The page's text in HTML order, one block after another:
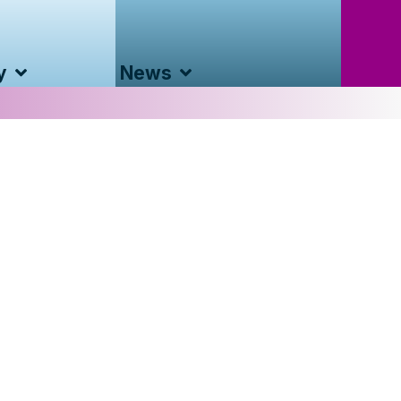
News